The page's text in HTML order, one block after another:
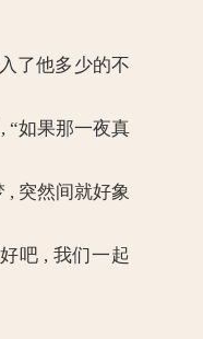
了他多少的不
“如果那一夜真
突然间就好象
吧 , 我们一起